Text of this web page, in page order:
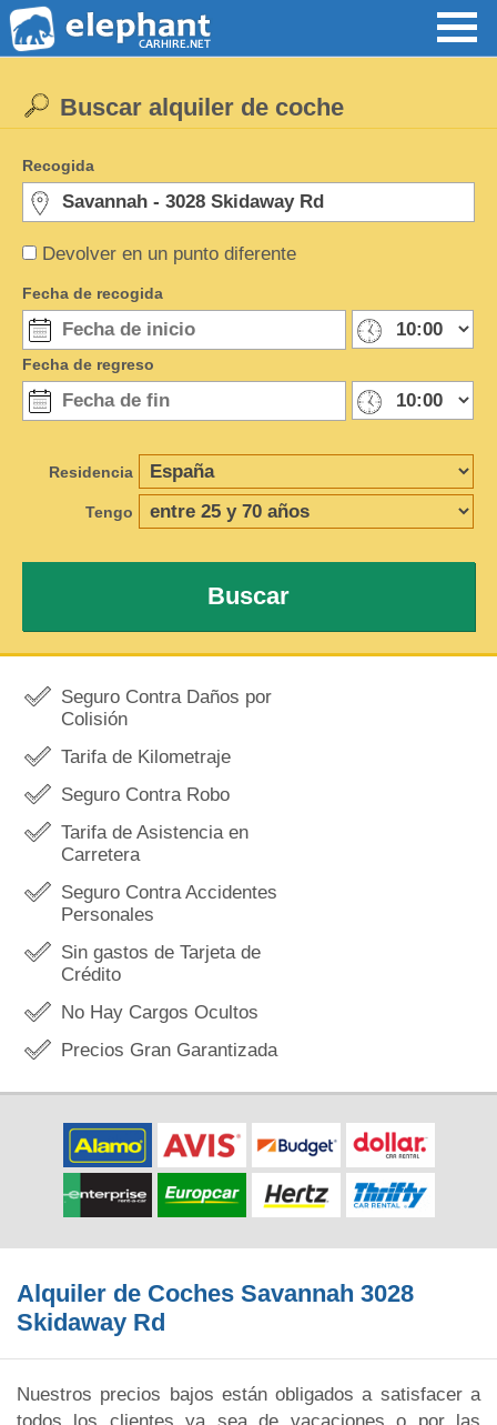
Devolver en un punto diferente
Buscar alquiler de coche
Recogida
Fecha de recogida
Fecha de regreso
Residencia
Tengo
Buscar
Seguro Contra Daños por
Colisión
Tarifa de Kilometraje
Seguro Contra Robo
Tarifa de Asistencia en
Carretera
Seguro Contra Accidentes
Personales
Sin gastos de Tarjeta de
Crédito
No Hay Cargos Ocultos
Precios Gran Garantizada
Alquiler de Coches Savannah 3028
Skidaway Rd
Nuestros precios bajos están obligados a satisfacer a
todos los clientes ya sea de vacaciones o por las